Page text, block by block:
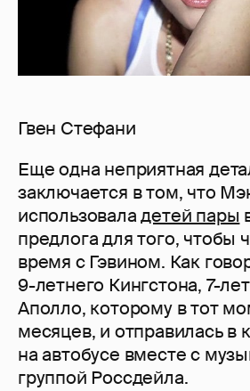
Гвен Стефани
Еще одна неприятная
заключается в том, что
использоваладетей пары
предлога для того, чтобы
время с Гэвином. Как
9-летнего Кингстона, 7-
Аполло, которому в тот
месяцев, и отправилась в
на автобусе вместе с
группой Россдейла.